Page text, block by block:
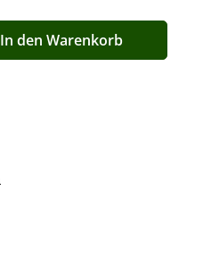
Wert ein oder
In den Warenkorb